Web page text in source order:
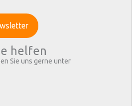
helfen
Sie uns gerne unter